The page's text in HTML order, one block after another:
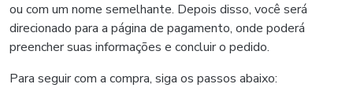
ou com um nome semelhante. Depois disso, você será
direcionado para a página de pagamento, onde poderá
preencher suas informações e concluir o pedido.
Para seguir com a compra, siga os passos abaixo: